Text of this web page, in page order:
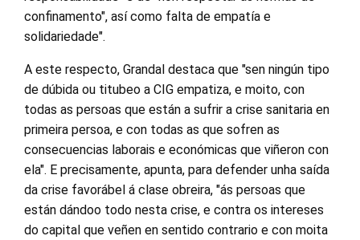
confinamento", así como falta de empatía e
solidariedade".
A este respecto, Grandal destaca que "sen ningún tipo
de dúbida ou titubeo a CIG empatiza, e moito, con
todas as persoas que están a sufrir a crise sanitaria en
primeira persoa, e con todas as que sofren as
consecuencias laborais e económicas que viñeron con
ela". E precisamente, apunta, para defender unha saída
da crise favorábel á clase obreira, "ás persoas que
están dándoo todo nesta crise, e contra os intereses
do capital que veñen en sentido contrario e con moita